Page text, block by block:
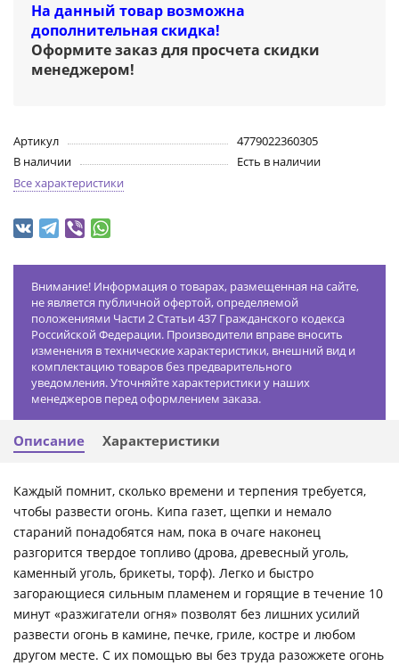
На данный товар возможна
дополнительная скидка!
Оформите заказ для просчета скидки
менеджером!
Артикул
4779022360305
В наличии
Есть в наличии
Все характеристики
Внимание! Информация о товарах, размещенная на сайте,
не является публичной офертой, определяемой
положениями Части 2 Статьи 437 Гражданского кодекса
Российской Федерации. Производители вправе вносить
изменения в технические характеристики, внешний вид и
комплектацию товаров без предварительного
уведомления. Уточняйте характеристики у наших
менеджеров перед оформлением заказа.
Описание Характеристики
Каждый помнит, сколько времени и терпения требуется,
чтобы развести огонь. Кипа газет, щепки и немало
стараний понадобятся нам, пока в очаге наконец
разгорится твердое топливо (дрова, древесный уголь,
каменный уголь, брикеты, торф). Легко и быстро
загорающиеся сильным пламенем и горящие в течение 10
минут «разжигатели огня» позволят без лишних усилий
развести огонь в камине, печке, гриле, костре и любом
другом месте. С их помощью вы без труда разожжете огонь